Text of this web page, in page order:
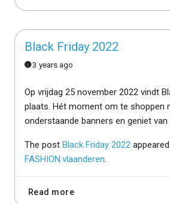
Black Friday 2022
3 years ago
Op vrijdag 25 november 2022 vindt
plaats. Hét moment om te shoppen
onderstaande banners en geniet van
The post Black Friday 2022
FASHION.vlaanderen
Read more